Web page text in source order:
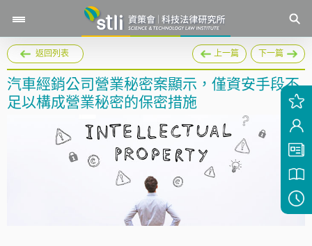
返回列表 上一篇 下一篇
汽車經銷公司營業秘密案顯示，僅資安手段不
足以構成營業秘密的保密措施